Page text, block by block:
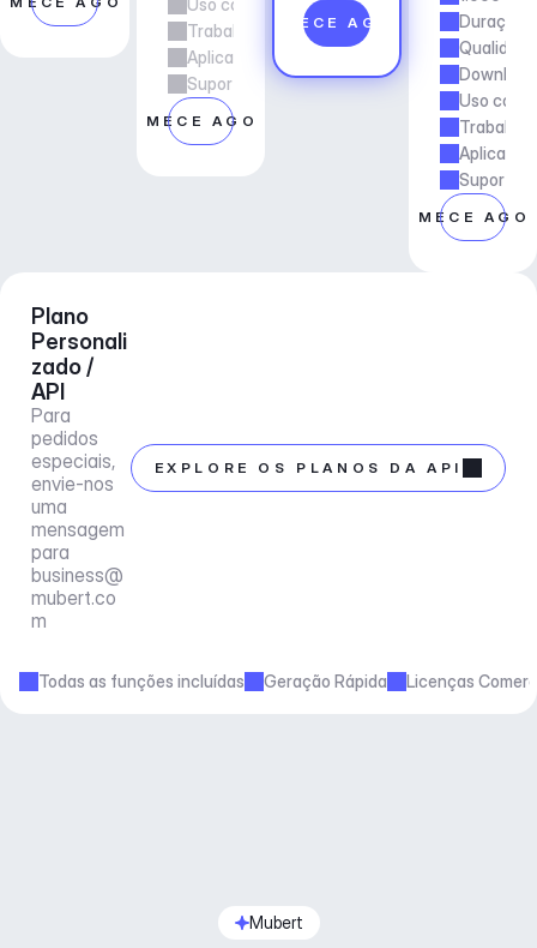
Uso comercial
Trabalho freelancer e de agência
Aplicações e Serviços
Suporte ao gerente de conta
COMECE AGORA
COMECE AGORA
Duração
Uso
Trabalho
Suporte
COMECE
Plano
Personali
zado /
API
Para
pedidos
especiais,
envie-nos
uma
mensagem
business@
mubert.co
m
EXPLORE OS PLANOS DA API
Todas as funções incluídas Geração Rápida Licenças
Mubert